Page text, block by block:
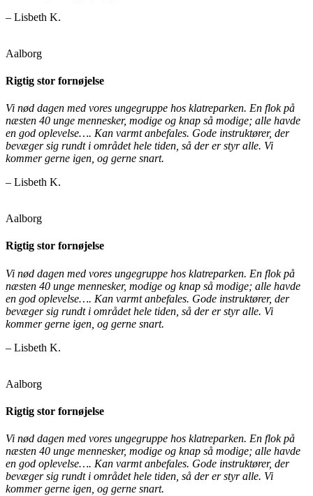
– Lisbeth K.
Aalborg
Rigtig stor fornøjelse
Vi nød dagen med vores ungegruppe hos klatreparken. En flok på
næsten 40 unge mennesker, modige og knap så modige; alle havde
en god oplevelse…. Kan varmt anbefales. Gode instruktører, der
bevæger sig rundt i området hele tiden, så der er styr alle. Vi
kommer gerne igen, og gerne snart.
– Lisbeth K.
Aalborg
Rigtig stor fornøjelse
Vi nød dagen med vores ungegruppe hos klatreparken. En flok på
næsten 40 unge mennesker, modige og knap så modige; alle havde
en god oplevelse…. Kan varmt anbefales. Gode instruktører, der
bevæger sig rundt i området hele tiden, så der er styr alle. Vi
kommer gerne igen, og gerne snart.
– Lisbeth K.
Aalborg
Rigtig stor fornøjelse
Vi nød dagen med vores ungegruppe hos klatreparken. En flok på
næsten 40 unge mennesker, modige og knap så modige; alle havde
en god oplevelse…. Kan varmt anbefales. Gode instruktører, der
bevæger sig rundt i området hele tiden, så der er styr alle. Vi
kommer gerne igen, og gerne snart.